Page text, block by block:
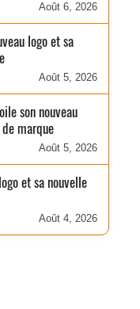
Août 6, 2026
logo et sa
Août 5, 2026
son nouveau
marque
Août 5, 2026
et sa nouvelle
Août 4, 2026